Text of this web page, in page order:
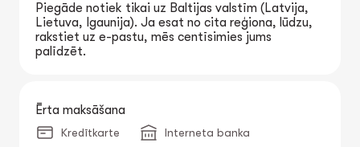
Piegāde notiek tikai uz Baltijas valstīm (Latvija,
Lietuva, Igaunija). Ja esat no cita reģiona, lūdzu,
rakstiet uz e-pastu, mēs centīsimies jums
palīdzēt.
Ērta maksāšana
Kredītkarte Interneta banka